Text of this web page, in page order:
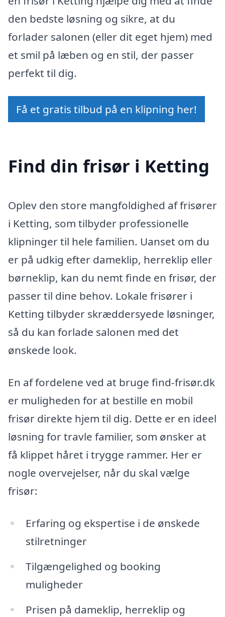
den bedste løsning og sikre, at du
forlader salonen (eller dit eget hjem) med
et smil på læben og en stil, der passer
perfekt til dig.
Få et gratis tilbud på en klipning her!
Find din frisør i Ketting
Oplev den store mangfoldighed af frisører
i Ketting, som tilbyder professionelle
klipninger til hele familien. Uanset om du
er på udkig efter dameklip, herreklip eller
børneklip, kan du nemt finde en frisør, der
passer til dine behov. Lokale frisører i
Ketting tilbyder skræddersyede løsninger,
så du kan forlade salonen med det
ønskede look.
En af fordelene ved at bruge find-frisør.dk
er muligheden for at bestille en mobil
frisør direkte hjem til dig. Dette er en ideel
løsning for travle familier, som ønsker at
få klippet håret i trygge rammer. Her er
nogle overvejelser, når du skal vælge
frisør:
Erfaring og ekspertise i de ønskede
stilretninger
Tilgængelighed og booking
muligheder
Prisen på dameklip, herreklip og